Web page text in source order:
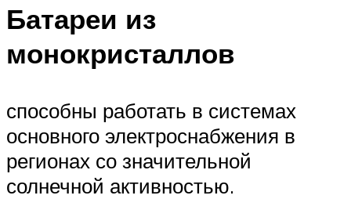
Батареи из
монокристаллов
способны работать в системах
основного электроснабжения в
регионах со значительной
солнечной активностью.